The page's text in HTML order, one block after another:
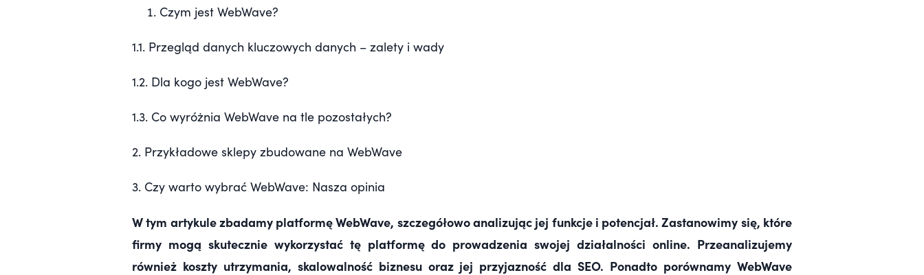
Czym jest WebWave?
1.1. Przegląd danych kluczowych danych – zalety i wady
1.2. Dla kogo jest WebWave?
1.3. Co wyróżnia WebWave na tle pozostałych?
2. Przykładowe sklepy zbudowane na WebWave
3. Czy warto wybrać WebWave: Nasza opinia
W tym artykule zbadamy platformę WebWave, szczegółowo analizując jej funkcje i potencjał. Zastanowimy się, które
firmy mogą skutecznie wykorzystać tę platformę do prowadzenia swojej działalności online. Przeanalizujemy
również koszty utrzymania, skalowalność biznesu oraz jej przyjazność dla SEO. Ponadto porównamy WebWave